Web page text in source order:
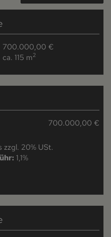
700.000,00 €
ca. 115 m2
700.000,00 €
zzgl. 20% USt.
1,1%